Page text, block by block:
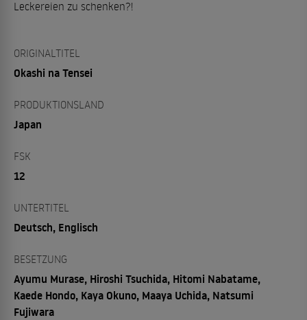
Leckereien zu schenken?!
ORIGINALTITEL
Okashi na Tensei
PRODUKTIONSLAND
Japan
FSK
12
UNTERTITEL
Deutsch, Englisch
BESETZUNG
Ayumu Murase, Hiroshi Tsuchida, Hitomi Nabatame,
Kaede Hondo, Kaya Okuno, Maaya Uchida, Natsumi
Fujiwara